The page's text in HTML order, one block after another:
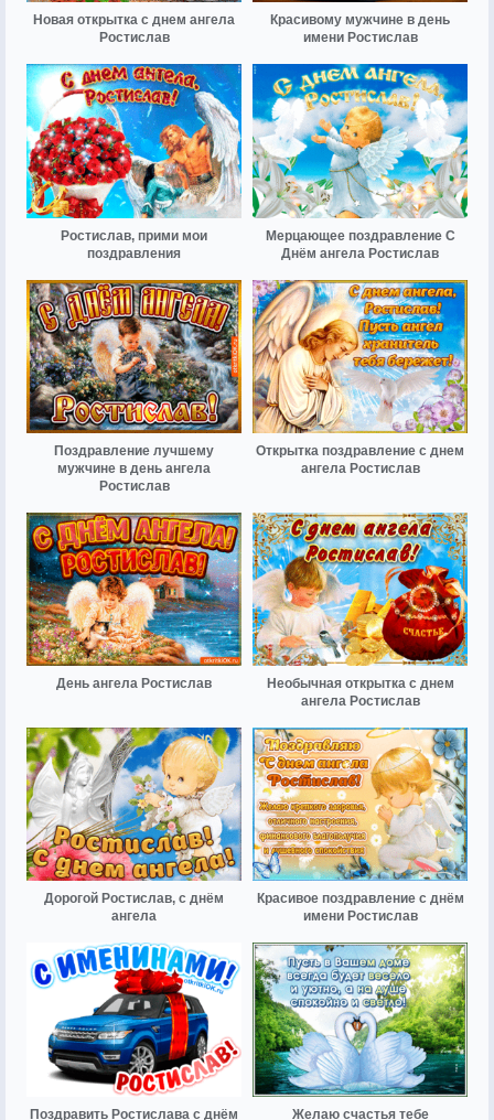
Новая открытка с днем ангела
Ростислав
Красивому мужчине в день
имени Ростислав
Ростислав, прими мои
поздравления
Мерцающее поздравление С
Днём ангела Ростислав
Поздравление лучшему
мужчине в день ангела
Ростислав
Открытка поздравление с днем
ангела Ростислав
День ангела Ростислав
Необычная открытка с днем
ангела Ростислав
Дорогой Ростислав, с днём
ангела
Красивое поздравление с днём
имени Ростислав
Поздравить Ростислава с днём Желаю счастья тебе